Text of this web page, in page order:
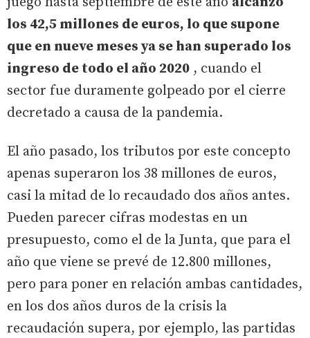
los 42,5 millones de euros, lo que supone
que en nueve meses ya se han superado los
ingreso de todo el año 2020 , cuando el
sector fue duramente golpeado por el cierre
decretado a causa de la pandemia.
El año pasado, los tributos por este concepto
apenas superaron los 38 millones de euros,
casi la mitad de lo recaudado dos años antes.
Pueden parecer cifras modestas en un
presupuesto, como el de la Junta, que para el
año que viene se prevé de 12.800 millones,
pero para poner en relación ambas cantidades,
en los dos años duros de la crisis la
recaudación supera, por ejemplo, las partidas